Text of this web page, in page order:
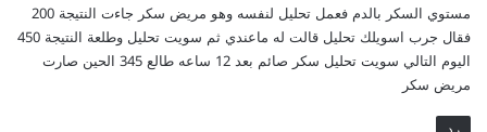
مستوي السكر بالدم فعمل تحليل لنفسه وهو مريض سكر جاءت النتيجة 200
فقال جرب اسويلك تحليل قالت له ماعندي ثم سويت تحليل وطلعة النتيجة 450
اليوم التالي سويت تحليل سكر صائم بعد 12 ساعه طالع 345 الحين صارت
مريض سكر